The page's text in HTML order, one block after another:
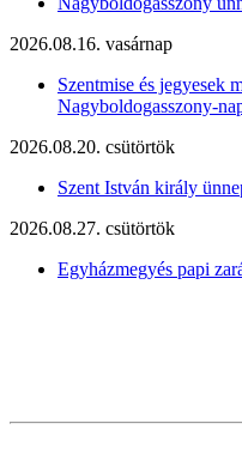
2026.08.16. vasárnap
Szentmise és jegyesek
Nagyboldogasszony-
2026.08.20. csütörtök
Szent István király
2026.08.27. csütörtök
Egyházmegyés papi